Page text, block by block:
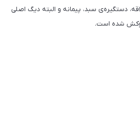
دستگیره‌ی سبد، پیمانه و البته دیگ اصلی